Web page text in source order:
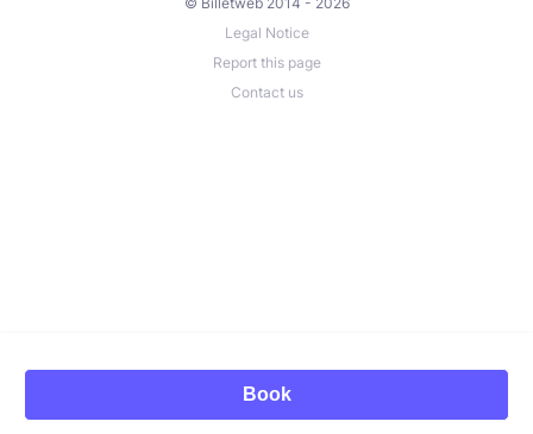
Legal Notice
Report this page
Contact us
Book